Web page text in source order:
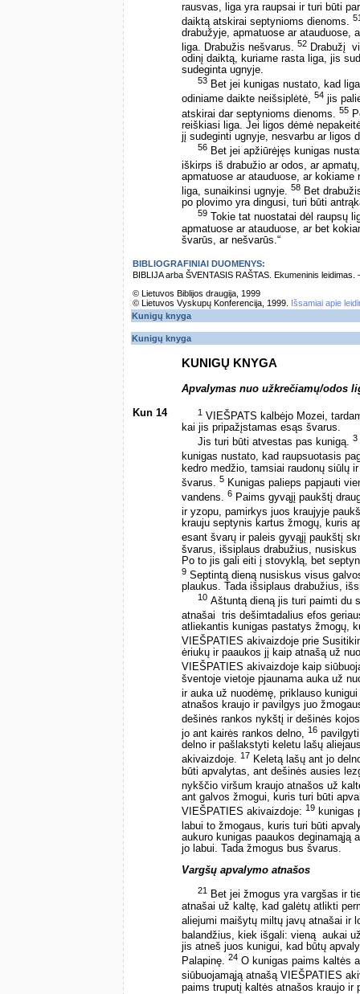
rausvas, liga yra raupsai ir turi būti
daiktą atskirai septynioms dienoms.
drabužyje, apmatuose ar atauduose,
liga. Drabužis nešvarus. 52 Drabužį
odinį daiktą, kuriame rasta liga, jis
sudeginta ugnyje.
53 Bet jei kunigas nustato, kad
odiniame daikte neišsiplėtė, 54 jis
atskirai dar septynioms dienoms. 55
reiškiasi liga. Jei ligos dėmė
jį sudeginti ugnyje, nesvarbu ar ligos
56 Bet jei apžiūrėjęs kunigas
iškirps iš drabužio ar odos, ar
apmatuose ar atauduose, ar
liga, sunaikinsi ugnyje. 58 Bet
po plovimo yra dingusi, turi būti
59 Tokie tat nuostatai dėl raupsų
apmatuose ar atauduose, ar bet
švarūs, ar nešvarūs.“
BIBLIOGRAFINIAI DUOMENYS:
BIBLIJA arba ŠVENTASIS RAŠTAS. Ekumeninis
© Lietuvos Biblijos draugija, 1999
© Lietuvos Vyskupų Konferencija, 1999.
Išsamiai apie
Kunigų knyga
Kunigų knyga
KUNIGŲ KNYGA
Apvalymas nuo užkrečiamų/odos
Kun 14 1 VIEŠPATS kalbėjo Mozei,
kai jis pripažįstamas esąs švarus.
Jis turi būti atvestas pas kunigą. 3
kunigas nustato, kad raupsuotasis
kedro medžio, tamsiai raudonų siūlų
švarus. 5 Kunigas palieps papjauti
vandens. 6 Paims gyvąjį paukštį
ir yzopu, pamirkys juos kraujyje
krauju septynis kartus žmogų, kuris
esant švarų ir paleis gyvąjį paukštį
švarus, išsiplaus drabužius,
Po to jis gali eiti į stovyklą, bet
9 Septintą dieną nusiskus visus
plaukus. Tada išsiplaus drabužius,
10 Aštuntą dieną jis turi paimti du
atnašai ­ tris dešimtadalius efos
atliekantis kunigas pastatys žmogų,
VIEŠPATIES akivaizdoje prie
ėriukų ir paaukos jį kaip atnašą už
VIEŠPATIES akivaizdoje kaip
šventoje vietoje pjaunama auka už
ir auka už nuodėmę, priklauso
atnašos kraujo ir pavilgys juo
dešinės rankos nykštį ir dešinės
jo ant kairės rankos delno, 16
delno ir pašlakstyti keletu lašų
akivaizdoje. 17 Keletą lašų ant jo
būti apvalytas, ant dešinės ausies
nykščio viršum kraujo atnašos už
ant galvos žmogui, kuris turi būti
VIEŠPATIES akivaizdoje: 19 kunigas
labui to žmogaus, kuris turi būti
aukuro kunigas paaukos deginamąją
jo labui. Tada žmogus bus švarus.
Vargšų apvalymo atnašos
21 Bet jei žmogus yra vargšas ir
atnašai už kaltę, kad galėtų atlikti
aliejumi maišytų miltų javų atnašai ir
balandžius, kiek išgali: vieną ­ aukai
jis atneš juos kunigui, kad būtų
Palapinę. 24 O kunigas paims kaltės
siūbuojamąją atnašą VIEŠPATIES
paims truputį kaltės atnašos kraujo